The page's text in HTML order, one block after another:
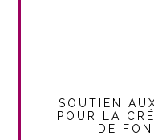
SOUTIEN
POUR LA
DE